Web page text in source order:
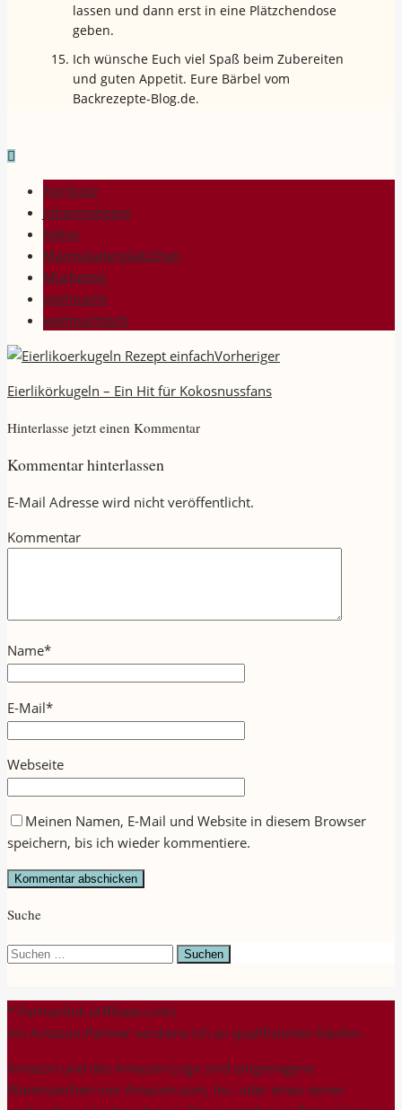
lassen und dann erst in eine Plätzchendose
geben.
Ich wünsche Euch viel Spaß beim Zubereiten
und guten Appetit. Eure Bärbel vom
Backrezepte-Blog.de.
Aprikose
Johannisbeere
Kekse
Marmeladenplätzchen
Mürbeteig
weihnacht
weihnachtlich
Vorheriger
Eierlikörkugeln – Ein Hit für Kokosnussfans
Hinterlasse jetzt einen Kommentar
Kommentar hinterlassen
E-Mail Adresse wird nicht veröffentlicht.
Kommentar
Name*
E-Mail*
Webseite
Meinen Namen, E-Mail und Website in diesem Browser
speichern, bis ich wieder kommentiere.
Suche
Suchen
* Partnerlink (Affiliate-Link)
Als Amazon-Partner verdiene ich an qualifizierten Käufen.
Amazon und das Amazon-Logo sind eingetragene
Warenzeichen von Amazon.com, Inc. oder eines seiner